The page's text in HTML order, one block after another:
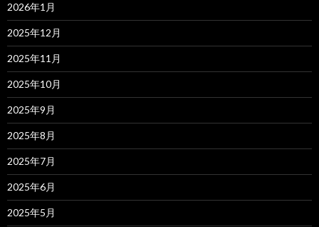
2026年1月
2025年12月
2025年11月
2025年10月
2025年9月
2025年8月
2025年7月
2025年6月
2025年5月